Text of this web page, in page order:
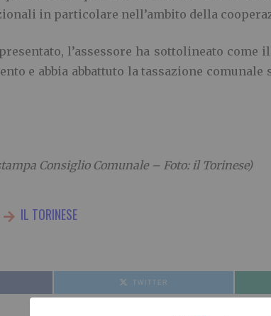
in particolare nell’ambito della
l’assessore ha sottolineato
e abbia abbattuto la tassazione
Consiglio Comunale – Foto: il Torinese)
IL TORINESE
TWITTER